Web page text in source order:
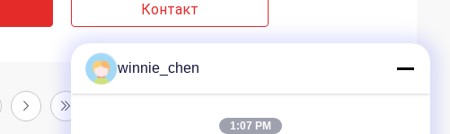
Контакт
winnie_chen
1:07 PM